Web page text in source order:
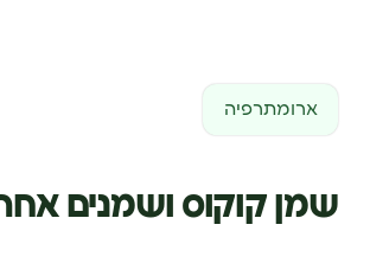
ארומתרפיה
שמן קוקוס ושמנים